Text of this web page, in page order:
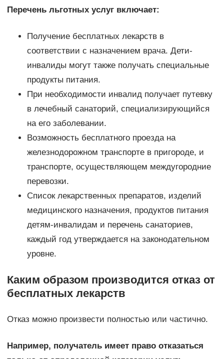
Перечень льготных услуг включает:
Получение бесплатных лекарств в
соответствии с назначением врача. Дети-
инвалиды могут также получать специальные
продукты питания.
При необходимости инвалид получает путевку
в лечебный санаторий, специализирующийся
на его заболевании.
Возможность бесплатного проезда на
железнодорожном транспорте в пригороде, и
транспорте, осуществляющем междугородние
перевозки.
Список лекарственных препаратов, изделий
медицинского назначения, продуктов питания
детям-инвалидам и перечень санаториев,
каждый год утверждается на законодательном
уровне.
Каким образом производится отказ от
бесплатных лекарств
Отказ можно произвести полностью или частично.
Например, получатель имеет право отказаться